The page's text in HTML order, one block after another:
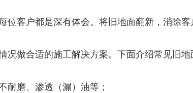
客户都是深有体会。将旧地面翻新，消除客
做合适的施工解决方案。下面介绍常见旧地
耐磨、渗透（漏）油等；